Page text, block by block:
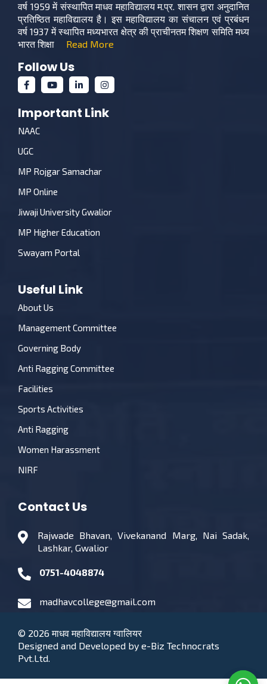
वर्ष 1959 में संस्थापित माधव महाविद्यालय म.प्र. शासन द्वारा अनुदानित
प्रतिष्ठित महाविद्यालय है। इस महाविद्यालय का संचालन एवं प्रबंधन
वर्ष 1937 में स्थापित मध्यभारत क्षेत्र की प्राचीनतम शिक्षण समिति मध्य
भारत शिक्षा Read More
Follow Us
Important Link
NAAC
UGC
MP Rojgar Samachar
MP Online
Jiwaji University Gwalior
MP Higher Education
Swayam Portal
Useful Link
About Us
Management Committee
Governing Body
Anti Ragging Committee
Facilities
Sports Activities
Anti Ragging
Women Harassment
NIRF
Contact Us
Rajwade Bhavan, Vivekanand Marg, Nai Sadak,
Lashkar, Gwalior
0751-4048874
madhavcollege@gmail.com
© 2026माधव महाविद्यालय ग्वालियर
Designed and Developed by e-Biz Technocrats
Pvt.Ltd.